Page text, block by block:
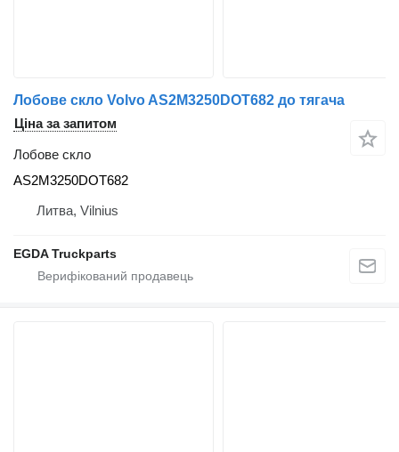
Лобове скло Volvo AS2M3250DOT682 до тягача
Ціна за запитом
Лобове скло
AS2M3250DOT682
Литва, Vilnius
EGDA Truckparts